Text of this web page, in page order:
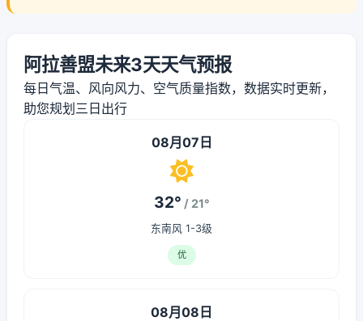
阿拉善盟未来3天天气预报
每日气温、风向风力、空气质量指数，数据实时更新，
助您规划三日出行
08月07日
32° / 21°
东南风 1-3级
优
08月08日